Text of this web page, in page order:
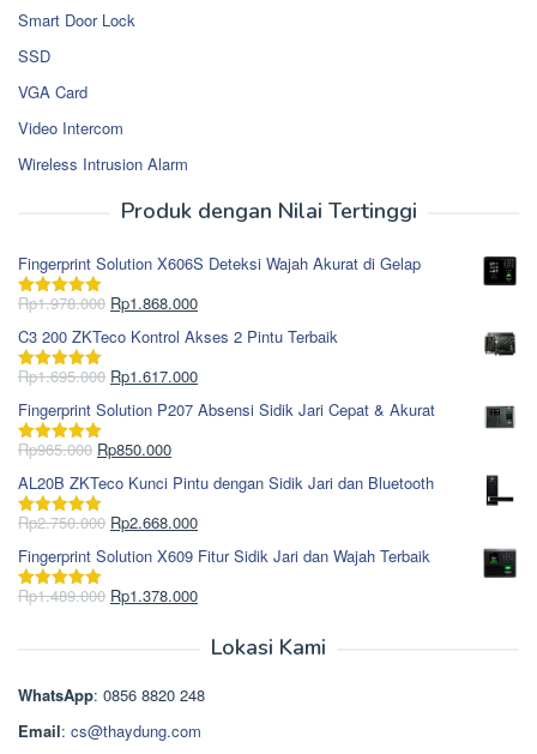
Smart Door Lock
SSD
VGA Card
Video Intercom
Wireless Intrusion Alarm
Produk dengan Nilai Tertinggi
Fingerprint Solution X606S Deteksi Wajah Akurat di Gelap
Dinilai5.00
Rp1.978.000 Harga
aslinya
adalah:
Rp1.978.000.
Rp1.868.000Harga
saat
ini
adalah:
C3 200 ZKTeco Kontrol Akses 2 Pintu Terbaik
Dinilai5.00
Rp1.695.000 Harga
aslinya
adalah:
Rp1.695.000.
Rp1.617.000Harga
saat
ini
Fingerprint Solution P207 Absensi Sidik Jari Cepat & Akurat
Dinilai5.00
Rp965.000 Harga
aslinya
adalah:
Rp965.000.
Rp850.000Harga
saat
ini
adalah:
AL20B ZKTeco Kunci Pintu dengan Sidik Jari dan Bluetooth
Dinilai5.00
Rp2.750.000 Harga
aslinya
adalah:
Rp2.750.000.
Rp2.668.000Harga
saat
ini
adalah:
Fingerprint Solution X609 Fitur Sidik Jari dan Wajah Terbaik
Dinilai5.00
Rp1.489.000 Harga
Rp1.378.000Harga
Rp1.378.000.
Lokasi Kami
WhatsApp: 0856 8820 248
Email: cs@thaydung.com